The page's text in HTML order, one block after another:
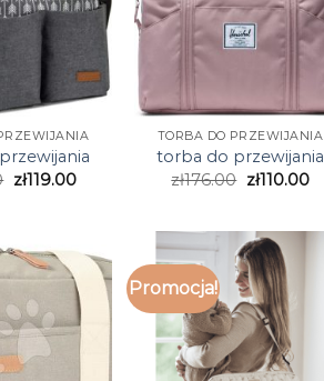
zł119.00
TORBA DO PRZEWIJANIA
torba do przewijania
zł176.00 zł110.00
Promocja!